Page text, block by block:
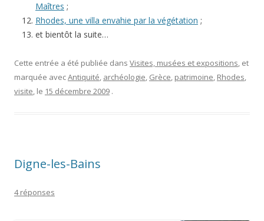
Maîtres ;
Rhodes, une villa envahie par la végétation ;
et bientôt la suite…
Cette entrée a été publiée dans Visites, musées et expositions, et
marquée avecAntiquité, archéologie, Grèce, patrimoine, Rhodes,
visite, le 15 décembre 2009 .
Digne-les-Bains
4 réponses